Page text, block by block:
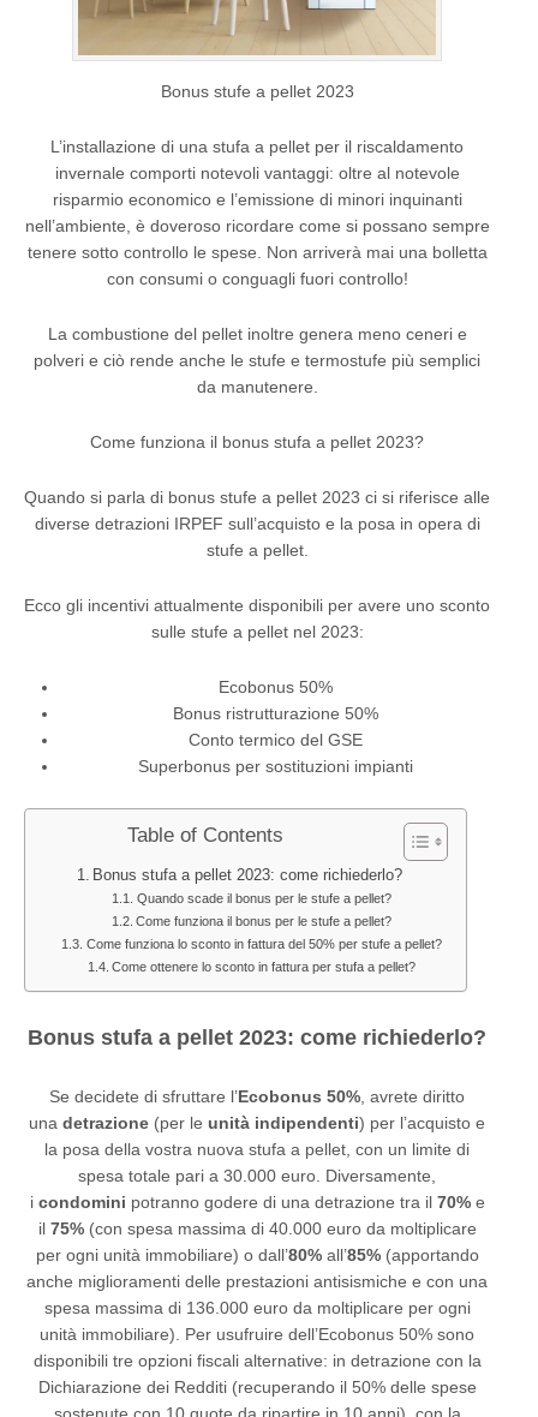
Bonus stufe a pellet 2023
L’installazione di una stufa a pellet per il riscaldamento
invernale comporti notevoli vantaggi: oltre al notevole
risparmio economico e l’emissione di minori inquinanti
nell’ambiente, è doveroso ricordare come si possano sempre
tenere sotto controllo le spese. Non arriverà mai una bolletta
con consumi o conguagli fuori controllo!
La combustione del pellet inoltre genera meno ceneri e
polveri e ciò rende anche le stufe e termostufe più semplici
da manutenere.
Come funziona il bonus stufa a pellet 2023?
Quando si parla di bonus stufe a pellet 2023 ci si riferisce alle
diverse detrazioni IRPEF sull’acquisto e la posa in opera di
stufe a pellet.
Ecco gli incentivi attualmente disponibili per avere uno sconto
sulle stufe a pellet nel 2023:
Ecobonus 50%
Bonus ristrutturazione 50%
Conto termico del GSE
Superbonus per sostituzioni impianti
Table of Contents
Bonus stufa a pellet 2023: come richiederlo?
Quando scade il bonus per le stufe a pellet?
Come funziona il bonus per le stufe a pellet?
Come funziona lo sconto in fattura del 50% per stufe a pellet?
Come ottenere lo sconto in fattura per stufa a pellet?
Bonus stufa a pellet 2023: come richiederlo?
Se decidete di sfruttare l’Ecobonus 50% , avrete diritto
una detrazione (per le unità indipendenti) per l’acquisto e
la posa della vostra nuova stufa a pellet, con un limite di
spesa totale pari a 30.000 euro. Diversamente,
i condomini potranno godere di una detrazione tra il 70% e
il 75%(con spesa massima di 40.000 euro da moltiplicare
per ogni unità immobiliare) o dall’80% all’85%(apportando
anche miglioramenti delle prestazioni antisismiche e con una
spesa massima di 136.000 euro da moltiplicare per ogni
unità immobiliare). Per usufruire dell’Ecobonus 50% sono
disponibili tre opzioni fiscali alternative: in detrazione con la
Dichiarazione dei Redditi (recuperando il 50% delle spese